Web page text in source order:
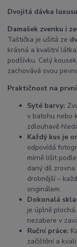
Dvojitá dávka luxusu
Damašek zvenku i
Taštička je ušitá ze
krásná a kvalitní
podšívku. Celý
zachovává svou
Praktičnost na
Syté barvy:
v batohu nebo
zdlouhavě
Každý kus je
odpovídá
mírně lišit
daný díl
drobnější –
originálem.
Dokonalá
je úplně
nezabere v
Ruční práce:
začištění a